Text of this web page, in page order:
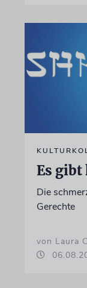
Es gibt
Die
Gerechte
von Laura